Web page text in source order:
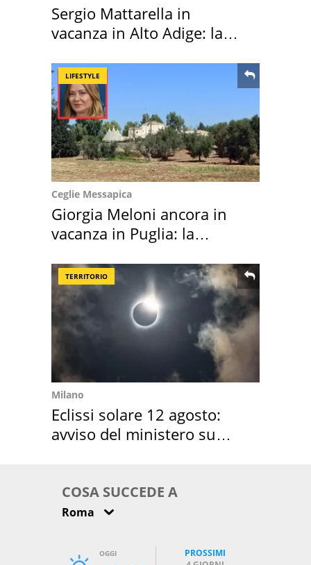
Sergio Mattarella in
vacanza in Alto Adige: la
LIFESTYLE
Ceglie Messapica
Giorgia Meloni ancora in
vacanza in Puglia: la
TERRITORIO
Milano
Eclissi solare 12 agosto:
avviso del ministero su